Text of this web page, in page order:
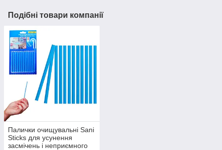
Подібні товари компанії
Палички очищувальні Sani
Sticks для усунення
засмічень і неприємного